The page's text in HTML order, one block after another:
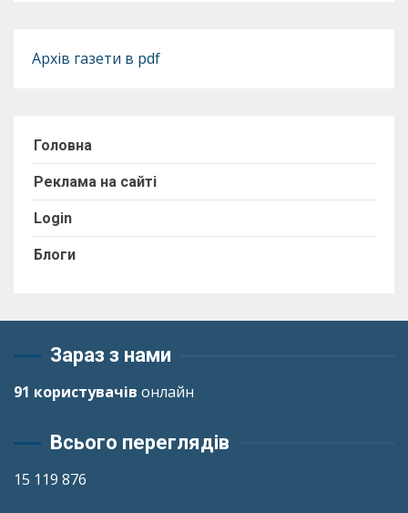
Архів газети в pdf
Головна
Реклама на сайті
Login
Блоги
Зараз з нами
91 користувачів онлайн
Всього переглядів
15 119 876